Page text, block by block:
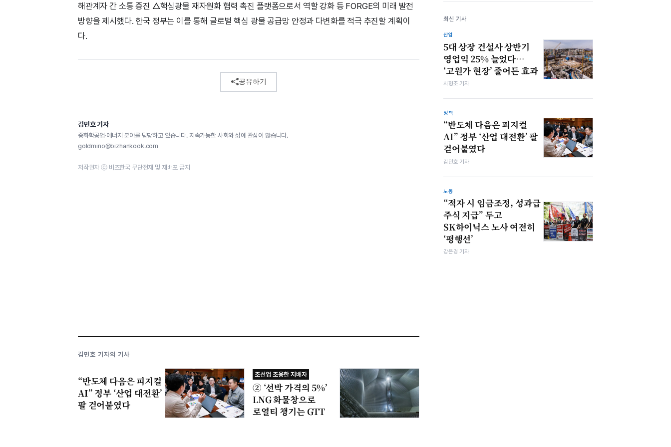
해관계자 간 소통 증진 △핵심광물 재자원화 협력 촉진 플랫폼으로서 역할 강화 등 FORGE의 미래 발전
방향을 제시했다. 한국 정부는 이를 통해 글로벌 핵심 광물 공급망 안정과 다변화를 적극 추진할 계획이
다.
공유하기
김민호 기자
중화학공업·에너지 분야를 담당하고 있습니다. 지속가능한 사회와 삶에 관심이 많습니다.
goldmino@bizhankook.com
저작권자 ⓒ 비즈한국 무단전재 및 재배포 금지
김민호 기자의 기사
“반도체 다음은 피지컬
AI” 정부 ‘산업 대전환’
팔 걷어붙였다
조선업 조용한 지배자
② ‘선박 가격의 5%’
LNG 화물창으로
로열티 챙기는 GTT
최신 기사
산업
5대 상장 건설사 상반기
영업익 25% 늘었다…
‘고원가 현장’ 줄어든 효과
차형조 기자
정책
“반도체 다음은 피지컬
AI” 정부 ‘산업 대전환’ 팔
걷어붙였다
김민호 기자
노동
“적자 시 임금조정, 성과급
주식 지급” 두고
SK하이닉스 노사 여전히
‘평행선’
강은경 기자